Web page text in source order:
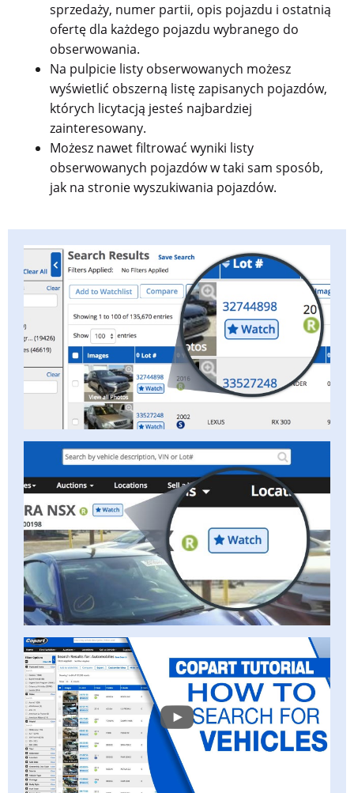
sprzedaży, numer partii, opis pojazdu i ostatnią
ofertę dla każdego pojazdu wybranego do
obserwowania.
Na pulpicie listy obserwowanych możesz
wyświetlić obszerną listę zapisanych pojazdów,
których licytacją jesteś najbardziej
zainteresowany.
Możesz nawet filtrować wyniki listy
obserwowanych pojazdów w taki sam sposób,
jak na stronie wyszukiwania pojazdów.